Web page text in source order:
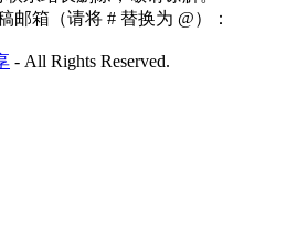
邮箱（请将 # 替换为 @）：
- All Rights Reserved.